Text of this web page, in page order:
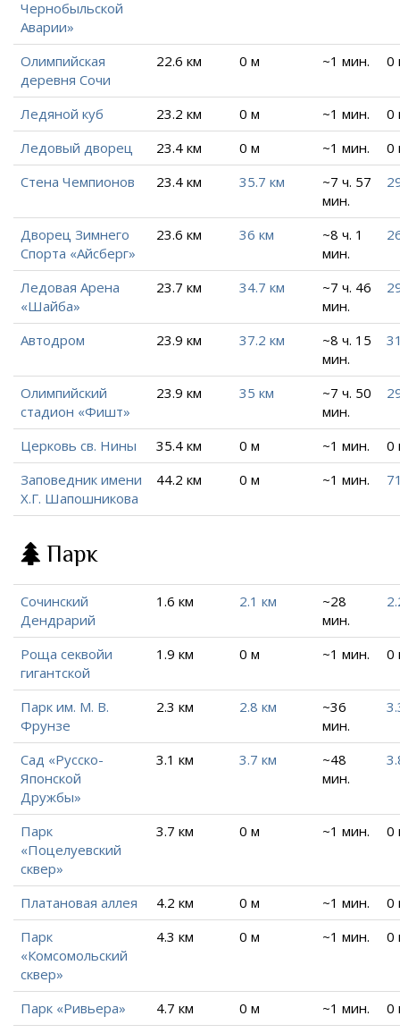
Чернобыльской
Аварии»
Олимпийская
деревня Сочи
22.6 км 0 м ~1 мин. 0
Ледяной куб 23.2 км 0 м ~1 мин.
0
Ледовый дворец
23.4 км 0 м ~1 мин.
0
Стена Чемпионов
23.4 км 35.7 км
~7 ч. 57
мин.
Дворец Зимнего
Спорта «Айсберг»
23.6 км 36 км
~8 ч. 1
мин.
Ледовая Арена
«Шайба»
23.7 км 34.7 км
~7 ч. 46
мин.
Автодром 23.9 км 37.2 км
~8 ч. 15
мин.
Олимпийский
стадион «Фишт»
23.9 км 35 км
~7 ч. 50
мин.
Церковь св. Нины 35.4 км 0 м ~1 мин.
0
Заповедник имени
Х.Г. Шапошникова
44.2 км 0 м ~1 мин.
Парк
Сочинский
Дендрарий
1.6 км 2.1 км
~28
мин.
Роща секвойи
гигантской
1.9 км 0 м ~1 мин. 0
Парк им. М. В.
Фрунзе
2.3 км 2.8 км
~36
мин.
Сад «Русско-
Японской
Дружбы»
3.1 км 3.7 км
~48
мин.
Парк
«Поцелуевский
сквер»
3.7 км 0 м ~1 мин. 0
Платановая аллея 4.2 км 0 м ~1 мин.
0
Парк
«Комсомольский
сквер»
4.3 км 0 м ~1 мин. 0
Парк «Ривьера» 4.7 км 0 м ~1 мин.
0